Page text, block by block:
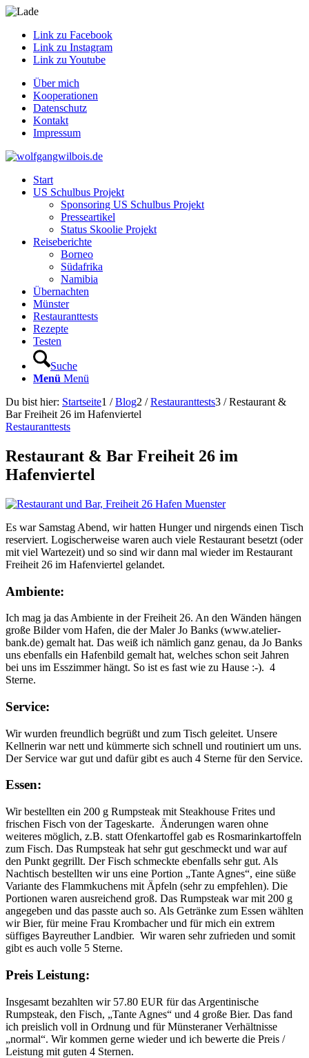
Link zu Facebook
Link zu Instagram
Link zu Youtube
Über mich
Kooperationen
Datenschutz
Kontakt
Impressum
Start
US Schulbus Projekt
Sponsoring US Schulbus Projekt
Presseartikel
Status Skoolie Projekt
Reiseberichte
Borneo
Südafrika
Namibia
Übernachten
Münster
Restauranttests
Rezepte
Testen
Suche
Menü Menü
Du bist hier: Startseite1 / Blog2 / Restauranttests3 / Restaurant &
Bar Freiheit 26 im Hafenviertel
Restauranttests
Restaurant & Bar Freiheit 26 im
Hafenviertel
Es war Samstag Abend, wir hatten Hunger und nirgends einen Tisch
reserviert. Logischerweise waren auch viele Restaurant besetzt (oder
mit viel Wartezeit) und so sind wir dann mal wieder im Restaurant
Freiheit 26 im Hafenviertel gelandet.
Ambiente:
Ich mag ja das Ambiente in der Freiheit 26. An den Wänden hängen
große Bilder vom Hafen, die der Maler Jo Banks (www.atelier-
bank.de) gemalt hat. Das weiß ich nämlich ganz genau, da Jo Banks
uns ebenfalls ein Hafenbild gemalt hat, welches schon seit Jahren
bei uns im Esszimmer hängt. So ist es fast wie zu Hause :-). 4
Sterne.
Service:
Wir wurden freundlich begrüßt und zum Tisch geleitet. Unsere
Kellnerin war nett und kümmerte sich schnell und routiniert um uns.
Der Service war gut und dafür gibt es auch 4 Sterne für den Service.
Essen:
Wir bestellten ein 200 g Rumpsteak mit Steakhouse Frites und
frischen Fisch von der Tageskarte. Änderungen waren ohne
weiteres möglich, z.B. statt Ofenkartoffel gab es Rosmarinkartoffeln
zum Fisch. Das Rumpsteak hat sehr gut geschmeckt und war auf
den Punkt gegrillt. Der Fisch schmeckte ebenfalls sehr gut. Als
Nachtisch bestellten wir uns eine Portion „Tante Agnes“, eine süße
Variante des Flammkuchens mit Äpfeln (sehr zu empfehlen). Die
Portionen waren ausreichend groß. Das Rumpsteak war mit 200 g
angegeben und das passte auch so. Als Getränke zum Essen wählten
wir Bier, für meine Frau Krombacher und für mich ein extrem
süffiges Bayreuther Landbier. Wir waren sehr zufrieden und somit
gibt es auch volle 5 Sterne.
Preis Leistung:
Insgesamt bezahlten wir 57.80 EUR für das Argentinische
Rumpsteak, den Fisch, „Tante Agnes“ und 4 große Bier. Das fand
ich preislich voll in Ordnung und für Münsteraner Verhältnisse
„normal“. Wir kommen gerne wieder und ich bewerte die Preis /
Leistung mit guten 4 Sternen.